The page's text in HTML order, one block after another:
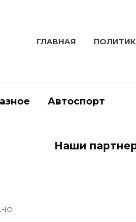
ГЛАВНАЯ
Автоспорт
Наши